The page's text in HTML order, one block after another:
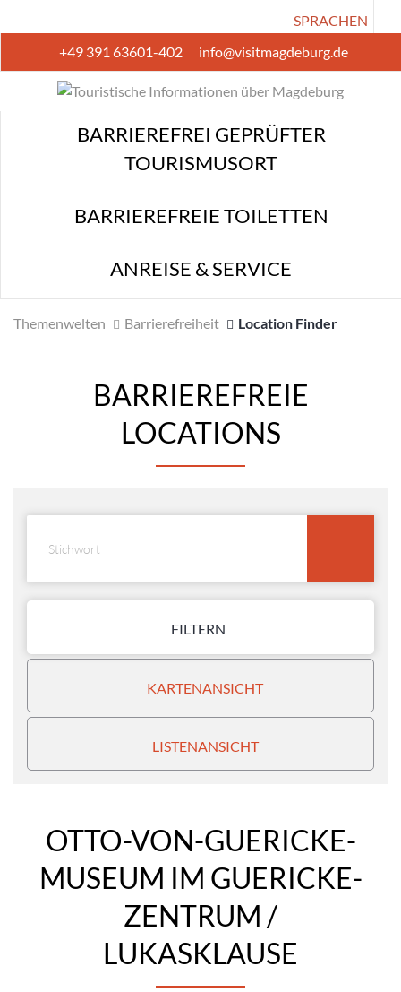
BARRIEREFREI GEPRÜFTER TOURISMUSORT
ANREISE & SERVICE
SPRACHEN
+49 391 63601-402
info@visitmagdeburg.de
BARRIEREFREI GEPRÜFTER
TOURISMUSORT
BARRIEREFREIE TOILETTEN
ANREISE & SERVICE
Themenwelten Barrierefreiheit Location Finder
BARRIEREFREIE
LOCATIONS
FILTERN
KARTENANSICHT
LISTENANSICHT
OTTO-VON-GUERICKE-
MUSEUM IM GUERICKE-
ZENTRUM /
LUKASKLAUSE